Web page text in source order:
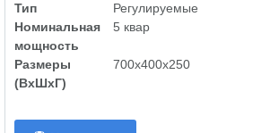
Тип
Регулируемые
Номинальная
мощность
5 квар
Размеры
(ВхШхГ)
700х400х250